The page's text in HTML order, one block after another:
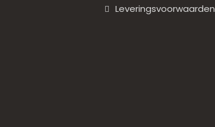
Leveringsvoorwaarden